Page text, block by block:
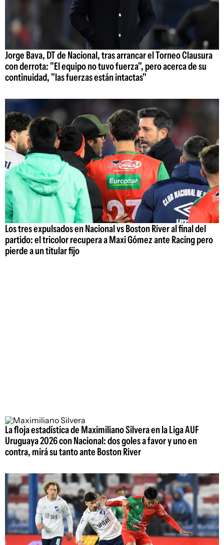
Jorge Bava, DT de Nacional, tras arrancar el Torneo Clausura
con derrota: "El equipo no tuvo fuerza", pero acerca de su
continuidad, "las fuerzas están intactas"
Los tres expulsados en Nacional vs Boston River al final del
partido: el tricolor recupera a Maxi Gómez ante Racing pero
pierde a un titular fijo
La floja estadística de Maximiliano Silvera en la Liga AUF
Uruguaya 2026 con Nacional: dos goles a favor y uno en
contra, mirá su tanto ante Boston River